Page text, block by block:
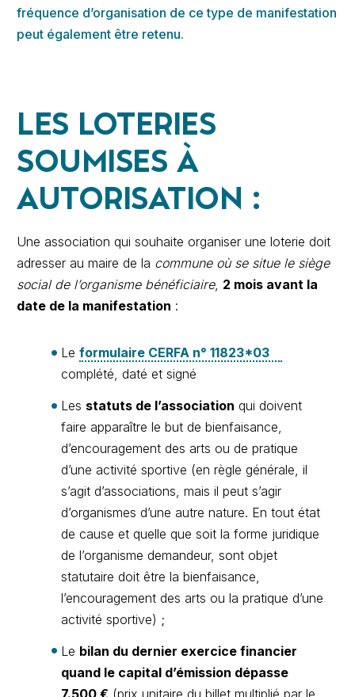
fréquence d’organisation de ce type de manifestation
peut également être retenu.
LES LOTERIES
SOUMISES À
AUTORISATION :
Une association qui souhaite organiser une loterie doit
adresser au maire de la commune où se situe le siège
social de l’organisme bénéficiaire, 2 mois avant la
date de la manifestation :
Le formulaire CERFA n° 11823*03
complété, daté et signé
Les statuts de l’association qui doivent
faire apparaître le but de bienfaisance,
d’encouragement des arts ou de pratique
d’une activité sportive (en règle générale, il
s’agit d’associations, mais il peut s’agir
d’organismes d’une autre nature. En tout état
de cause et quelle que soit la forme juridique
de l’organisme demandeur, sont objet
statutaire doit être la bienfaisance,
l’encouragement des arts ou la pratique d’une
activité sportive) ;
Le bilan du dernier exercice financier
quand le capital d’émission dépasse
7.500 € (prix unitaire du billet multiplié par le